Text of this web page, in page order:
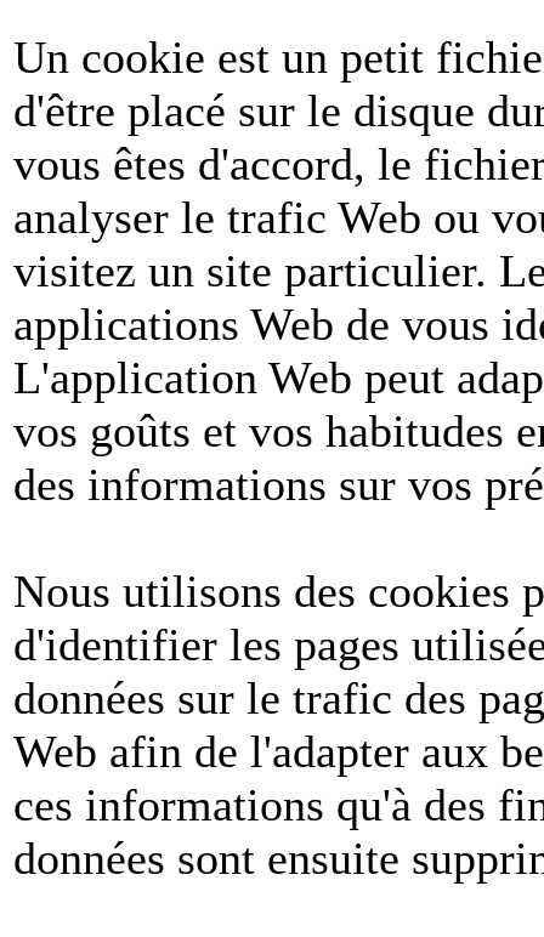
Un cookie est un petit
d'être placé sur le disque
vous êtes d'accord, le
analyser le trafic Web ou
visitez un site particulier.
applications Web de vous
L'application Web peut
vos goûts et vos habitudes
des informations sur vos
Nous utilisons des cookies
d'identifier les pages
données sur le trafic des
Web afin de l'adapter aux
ces informations qu'à des
données sont ensuite